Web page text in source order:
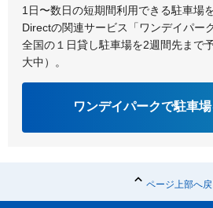
1日〜数日の短期間利用できる駐車場
Directの関連サービス「ワンデイパー
全国の１日貸し駐車場を2週間先まで
大中）。
ワンデイパークで駐車
ページ上部へ